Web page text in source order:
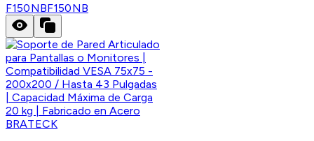
F150NBF150NB
BRATECK